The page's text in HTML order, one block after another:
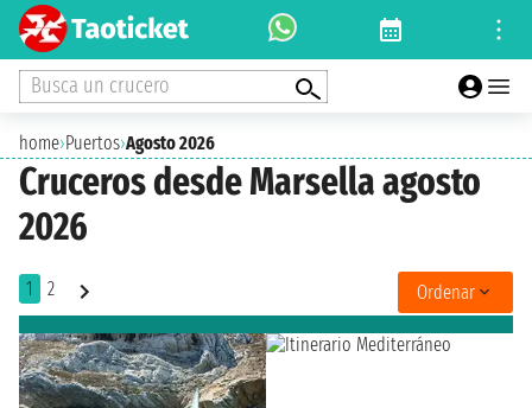
Busca un crucero
home›Puertos›Agosto 2026
Cruceros desde Marsella agosto
2026
1 2 Ordenar